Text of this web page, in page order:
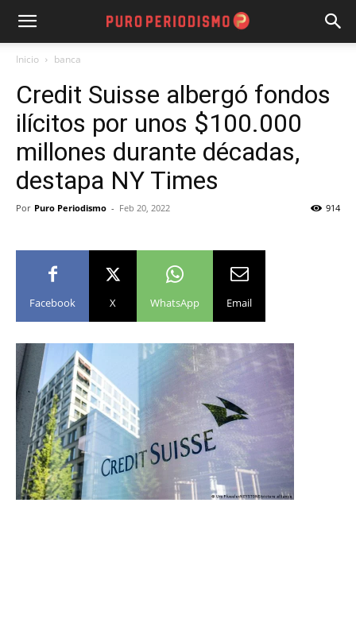
Inicio banca
Credit Suisse albergó fondos
ilícitos por unos $100.000
millones durante décadas,
destapa NY Times
Por Puro Periodismo - Feb 20, 2022 914
Facebook X WhatsApp Email